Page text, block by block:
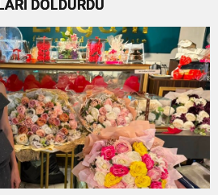
DOLDURDU